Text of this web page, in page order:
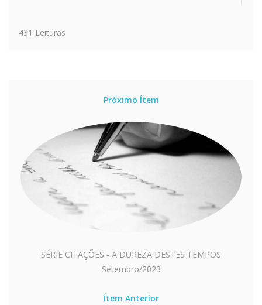
431 Leituras
Próximo Ítem
SÉRIE CITAÇÕES - A DUREZA DESTES TEMPOS
Setembro/2023
Ítem Anterior